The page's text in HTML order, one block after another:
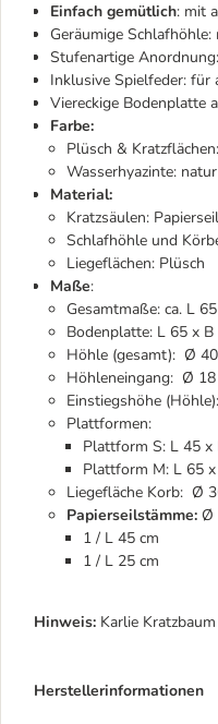
Einfach gemütlich: mit
Geräumige
Stufenartige
Inklusive Spielfeder: für
Viereckige Bodenplatte
Farbe:
Plüsch &
Wasserhyazinte: natur
Material:
Kratzsäulen: Papierseil
Schlafhöhle und
Liegeflächen: Plüsch
Maße:
Gesamtmaße: ca. L
Bodenplatte: L 65 x B
Höhle (gesamt): Ø
Höhleneingang: Ø 18
Einstiegshöhe
Plattformen:
Plattform S: L 45 x
Plattform M: L 65
Liegefläche Korb: Ø
Papierseilstämme: Ø
1 / L 45 cm
1 / L 25 cm
Hinweis: Karlie
Herstellerinformationen